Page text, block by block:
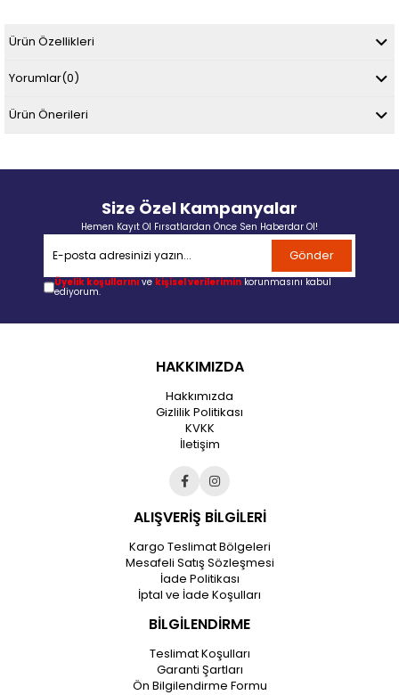
Ürün Özellikleri
Yorumlar(0)
Ürün Önerileri
Size Özel Kampanyalar
Hemen Kayıt Ol Fırsatlardan Önce Sen Haberdar Ol!
Gönder
Üyelik koşullarını ve kişisel verilerimin korunmasını kabul
ediyorum.
HAKKIMIZDA
Hakkımızda
Gizlilik Politikası
KVKK
İletişim
ALIŞVERİŞ BİLGİLERİ
Kargo Teslimat Bölgeleri
Mesafeli Satış Sözleşmesi
İade Politikası
İptal ve İade Koşulları
BİLGİLENDİRME
Teslimat Koşulları
Garanti Şartları
Ön Bilgilendirme Formu